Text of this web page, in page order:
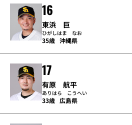
16
東浜 巨
ひがしはま なお
35歳 沖縄県
17
有原 航平
ありはら こうへい
33歳 広島県